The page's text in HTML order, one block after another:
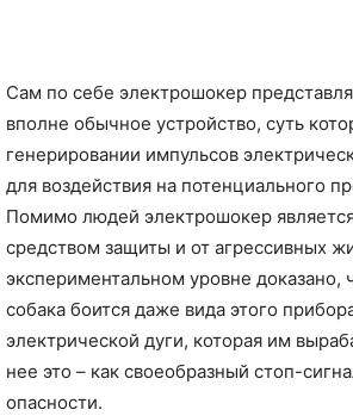
Сам по себе электрошокер
вполне обычное устройство, суть
генерировании импульсов
для воздействия на потенциального
Помимо людей электрошокер
средством защиты и от агрессивных
экспериментальном уровне доказано,
собака боится даже вида этого
электрической дуги, которая им
нее это – как своеобразный стоп-
опасности.